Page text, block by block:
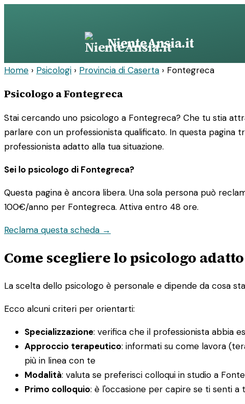
NienteAnsia.it
Home › Psicologi › Provincia di Caserta › Fontegreca
Psicologo a Fontegreca
Stai cercando uno psicologo a Fontegreca? Che tu stia
parlare con un professionista qualificato. In questa pagina
professionista adatto alla tua situazione.
Sei lo psicologo di Fontegreca?
Questa pagina è ancora libera. Una sola persona può
100€/anno per Fontegreca. Attiva entro 48 ore.
Reclama questa scheda →
Come scegliere lo psicologo
La scelta dello psicologo è personale e dipende da cosa
Ecco alcuni criteri per orientarti:
Specializzazione: verifica che il professionista abbia
Approccio terapeutico: informati su come lavora
più in linea con te
Modalità: valuta se preferisci colloqui in studio a
Primo colloquio: è l'occasione per capire se ti senti a